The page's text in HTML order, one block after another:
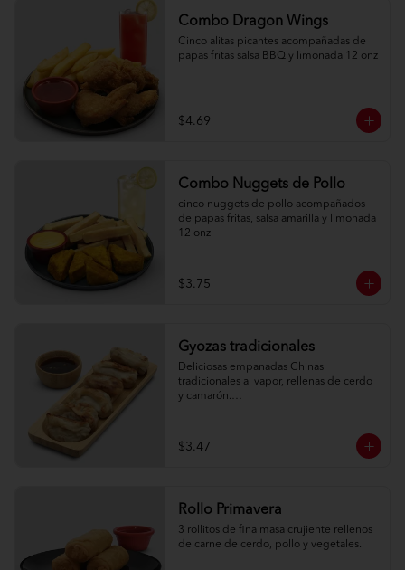
Combo Dragon Wings
Cinco alitas picantes acompañadas de
papas fritas salsa BBQ y limonada 12 onz
$4.69
Combo Nuggets de Pollo
cinco nuggets de pollo acompañados
de papas fritas, salsa amarilla y limonada
12 onz
$3.75
Gyozas tradicionales
Deliciosas empanadas Chinas
tradicionales al vapor, rellenas de cerdo
y camarón.
$3.47
Rollo Primavera
3 rollitos de fina masa crujiente rellenos
de carne de cerdo, pollo y vegetales.